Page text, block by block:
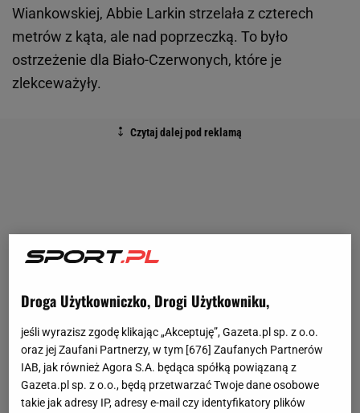
Wiankowskiej, Abbie Larkin strzelała z czterech
metrów z kąta, ale nad poprzeczką. To było
ostrzeżenie dla Biało-Czerwonych, które je
zlekceważyły.
Droga Użytkowniczko, Drogi Użytkowniku,
jeśli wyrazisz zgodę klikając „Akceptuję”, Gazeta.pl sp. z o.o.
oraz jej Zaufani Partnerzy, w tym [676] Zaufanych Partnerów
IAB, jak również Agora S.A. będąca spółką powiązaną z
Gazeta.pl sp. z o.o., będą przetwarzać Twoje dane osobowe
takie jak adresy IP, adresy e-mail czy identyfikatory plików